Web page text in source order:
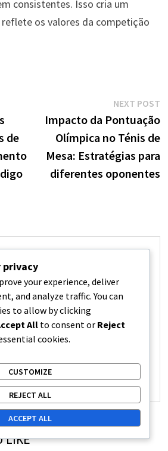
consistentes. Isso cria um
os valores da competição
de
NEXT POST
Impacto da Pontuação
Olímpica no Ténis de
Mesa: Estratégias para
diferentes oponentes
Silva é um especialista em
de tênis de mesa, com
experiência em
competições olímpicas e autor de
all posts by João Silva →
LIKE
privacy
your experience, deliver
and analyze traffic. You can
to allow by clicking
All to consent or Reject
cookies.
CUSTOMIZE
REJECT ALL
ACCEPT ALL